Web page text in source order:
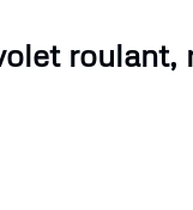
roulant,